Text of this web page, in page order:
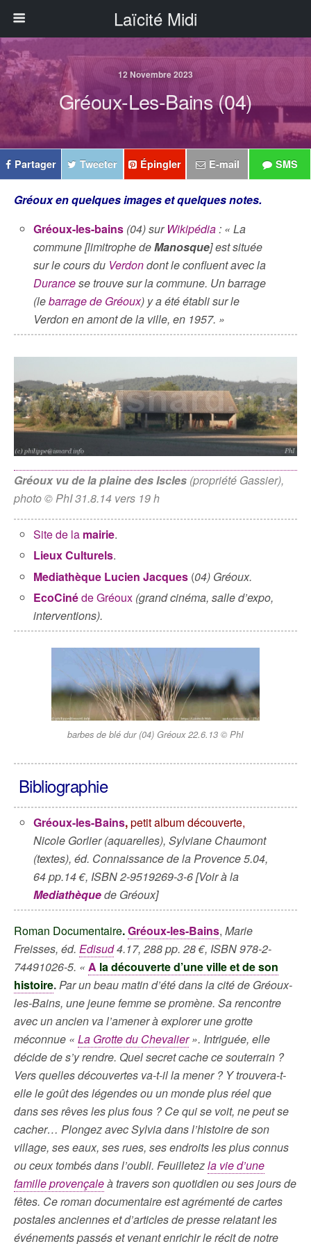
Laïcité Midi
12 Novembre 2023
Gréoux-Les-Bains (04)
Partager Tweeter Épingler E-mail SMS
Gréoux en quelques images et quelques notes.
Gréoux-les-bains (04) sur Wikipédia: « La
commune [limitrophe deManosque] est située
sur le cours du Verdondont le confluent avec la
Durancese trouve sur la commune. Un barrage
(lebarrage de Gréoux) y a été établi sur le
Verdon en amont de la ville, en 1957. »
Gréoux vu de la plaine des Iscles (propriété Gassier),
photo © PhI 31.8.14 vers 19 h
Site de la mairie.
Lieux Culturels.
Mediathèque Lucien Jacques (04) Gréoux.
EcoCinéde Gréoux (grand cinéma, salle d’expo,
interventions).
barbes de blé dur (04) Gréoux 22.6.13 © PhI
Bibliographie
Gréoux-les-Bains,petit album découverte,
Nicole Gorlier (aquarelles), Sylviane Chaumont
(textes), éd. Connaissance de la Provence 5.04,
64 pp.14 €, ISBN 2-9519269-3-6 [Voir à la
Mediathèquede Gréoux]
Roman Documentaire.Gréoux-les-Bains, Marie
Freisses, éd. Edisud4.17, 288 pp. 28 €, ISBN978-2-
74491026-5. « A la découverte d’une ville et de son
histoire.Par un beau matin d’été dans la cité de Gréoux-
les-Bains, une jeune femme se promène. Sa rencontre
avec un ancien va l’amener à explorer une grotte
méconnue « La Grotte du Chevalier». Intriguée, elle
décide de s’y rendre. Quel secret cache ce souterrain ?
Vers quelles découvertes va-t-il la mener ? Y trouvera-t-
elle le goût des légendes ou un monde plus réel que
dans ses rêves les plus fous ? Ce qui se voit, ne peut se
cacher… Plongez avec Sylvia dans l’histoire de son
village, ses eaux, ses rues, ses endroits les plus connus
ou ceux tombés dans l’oubli. Feuilletezla vie d’une
famille provençaleà travers son quotidien ou ses jours de
fêtes. Ce roman documentaire est agrémenté de cartes
postales anciennes et d’articles de presse relatant les
événements passés et venant enrichir le récit de notre